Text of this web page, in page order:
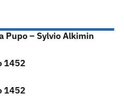
Pupo – Sylvio Alkimin
1452
1452